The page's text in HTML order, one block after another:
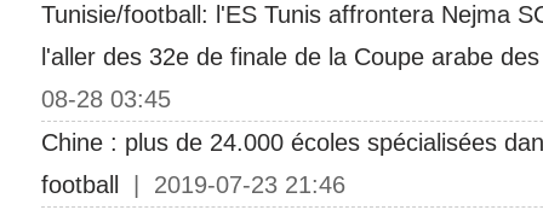
Tunisie/football: l'ES Tunis affrontera Nejma
l'aller des 32e de finale de la Coupe arabe
08-28 03:45
Chine : plus de 24.000 écoles spécialisées
football
| 2019-07-23 21:46